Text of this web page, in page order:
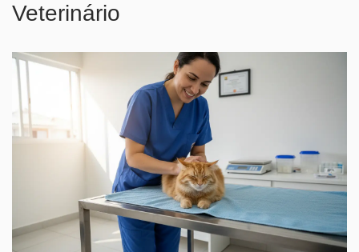
Veterinário